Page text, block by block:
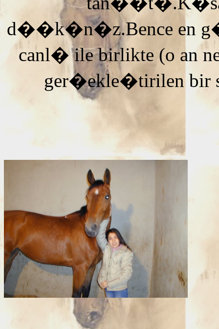
d��k�n�z.Bence en
canl� ile birlikte (o an
ger�ekle�tirilen bir